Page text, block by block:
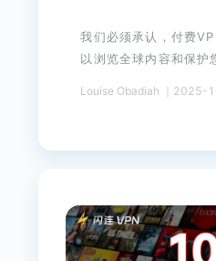
我们必须承认，付费
以浏览全球内容和保护
Louise Obadiah ｜2025-